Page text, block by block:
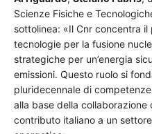
Scienze Fisiche e
sottolinea: «Il Cnr concentra
tecnologie per la fusione
strategiche per un’energia
emissioni. Questo ruolo si
pluridecennale di
alla base della collaborazione
contributo italiano a un